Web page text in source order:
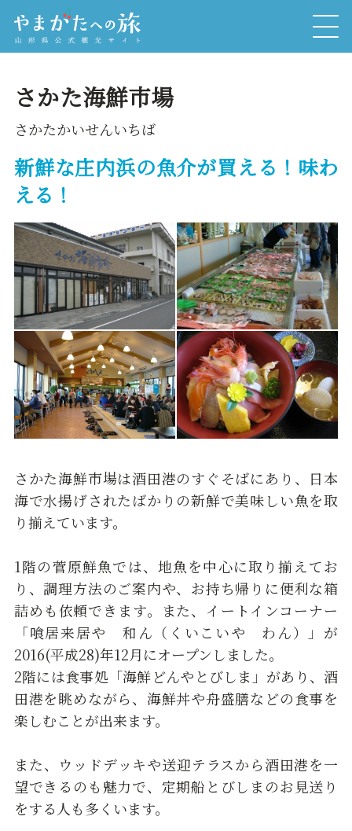
さかた海鮮市場
さかたかいせんいちば
新鮮な庄内浜の魚介が買える！味わ
える！
さかた海鮮市場は酒田港のすぐそばにあり、日本
海で水揚げされたばかりの新鮮で美味しい魚を取
り揃えています。
1階の菅原鮮魚では、地魚を中心に取り揃えてお
り、調理方法のご案内や、お持ち帰りに便利な箱
詰めも依頼できます。また、イートインコーナー
「喰居来居や 和ん（くいこいや わん）」が
2016(平成28)年12月にオープンしました。
2階には食事処「海鮮どんやとびしま」があり、酒
田港を眺めながら、海鮮丼や舟盛膳などの食事を
楽しむことが出来ます。
また、ウッドデッキや送迎テラスから酒田港を一
望できるのも魅力で、定期船とびしまのお見送り
をする人も多くいます。